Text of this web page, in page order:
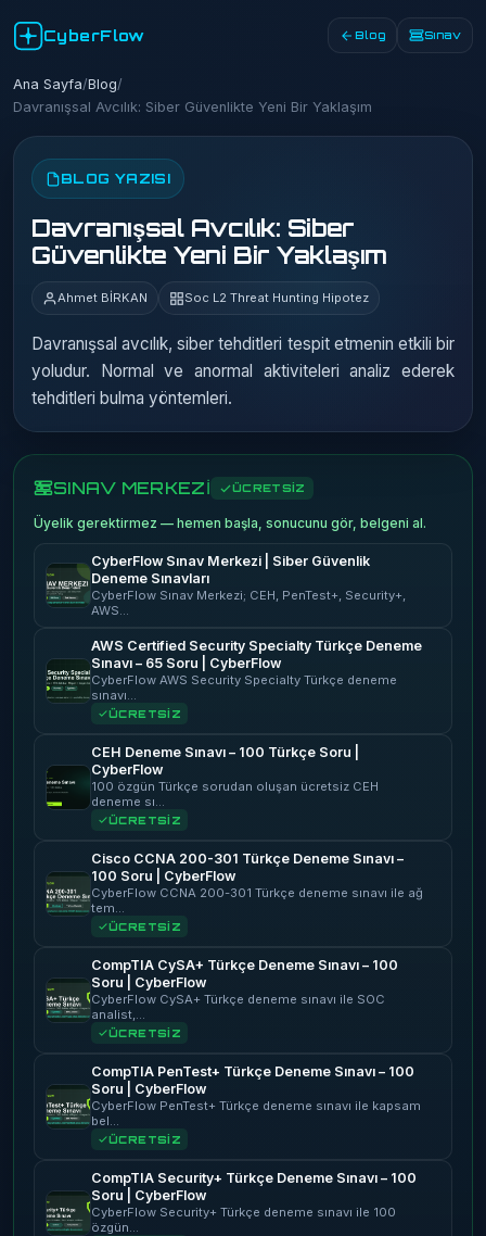
CyberFlow Blog Sınav
Ana Sayfa/Blog/
Davranışsal Avcılık: Siber Güvenlikte Yeni Bir Yaklaşım
BLOG YAZISI
Davranışsal Avcılık: Siber
Güvenlikte Yeni Bir Yaklaşım
Ahmet BİRKAN Soc L2 Threat Hunting Hipotez
Davranışsal avcılık, siber tehditleri tespit etmenin etkili bir
yoludur. Normal ve anormal aktiviteleri analiz ederek
tehditleri bulma yöntemleri.
SINAV MERKEZİ ÜCRETSİZ
Üyelik gerektirmez — hemen başla, sonucunu gör, belgeni al.
CyberFlow Sınav Merkezi | Siber Güvenlik
Deneme Sınavları
CyberFlow Sınav Merkezi; CEH, PenTest+, Security+,
AWS…
AWS Certified Security Specialty Türkçe Deneme
Sınavı – 65 Soru | CyberFlow
CyberFlow AWS Security Specialty Türkçe deneme
sınavı…
ÜCRETSİZ
CEH Deneme Sınavı – 100 Türkçe Soru |
CyberFlow
100 özgün Türkçe sorudan oluşan ücretsiz CEH
deneme sı…
ÜCRETSİZ
Cisco CCNA 200-301 Türkçe Deneme Sınavı –
100 Soru | CyberFlow
CyberFlow CCNA 200-301 Türkçe deneme sınavı ile ağ
tem…
ÜCRETSİZ
CompTIA CySA+ Türkçe Deneme Sınavı – 100
Soru | CyberFlow
CyberFlow CySA+ Türkçe deneme sınavı ile SOC
analist,…
ÜCRETSİZ
CompTIA PenTest+ Türkçe Deneme Sınavı – 100
Soru | CyberFlow
CyberFlow PenTest+ Türkçe deneme sınavı ile kapsam
bel…
ÜCRETSİZ
CompTIA Security+ Türkçe Deneme Sınavı – 100
Soru | CyberFlow
CyberFlow Security+ Türkçe deneme sınavı ile 100
özgün…